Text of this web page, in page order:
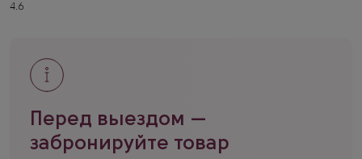
Перед выездом —
забронируйте товар